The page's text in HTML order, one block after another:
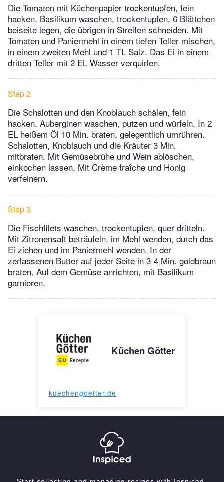
Die Tomaten mit Küchenpapier trockentupfen, fein
hacken. Basilikum waschen, trockentupfen, 6 Blättchen
beiseite legen, die übrigen in Streifen schneiden. Mit
Tomaten und Paniermehl in einem tiefen Teller mischen,
in einem zweiten Mehl und 1 TL Salz. Das Ei in einem
dritten Teller mit 2 EL Wasser verquirlen.
Step 2
Die Schalotten und den Knoblauch schälen, fein
hacken. Auberginen waschen, putzen und würfeln. In 2
EL heißem Öl 10 Min. braten, gelegentlich umrühren.
Schalotten, Knoblauch und die Kräuter 3 Min.
mitbraten. Mit Gemüsebrühe und Wein ablöschen,
einkochen lassen. Mit Crème fraîche und Honig
verfeinern.
Step 3
Die Fischfilets waschen, trockentupfen, quer dritteln.
Mit Zitronensaft beträufeln, im Mehl wenden, durch das
Ei ziehen und im Paniermehl wenden. In der
zerlassenen Butter auf jeder Seite in 3-4 Min. goldbraun
braten. Auf dem Gemüse anrichten, mit Basilikum
garnieren.
Küchen Götter
kuechengoetter.de